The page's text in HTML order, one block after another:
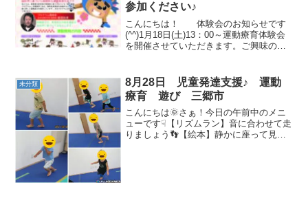
参加ください♪
こんにちは！ 体験会のお知らせです
(^^)1月18日(土)13：00～運動療育体験会
を開催させていただきます。ご興味のあ
所：三郷市早稲田２丁目７番地２ メゾ
ンドベール...
未分類
8月28日 児童発達支援♪ 運動
療育 遊び 三郷市
こんにちは🌞さぁ！今日の午前中のメニ
ューです☟【リズムラン】音に合わせて走
りましょう👣【絵本】静かに座って見る